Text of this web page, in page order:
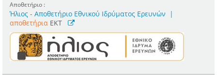
Αποθετήριο :
Ήλιος - Αποθετήριο Εθνικού Ιδρύματος Ερευνών
|
αποθετήρια EKT